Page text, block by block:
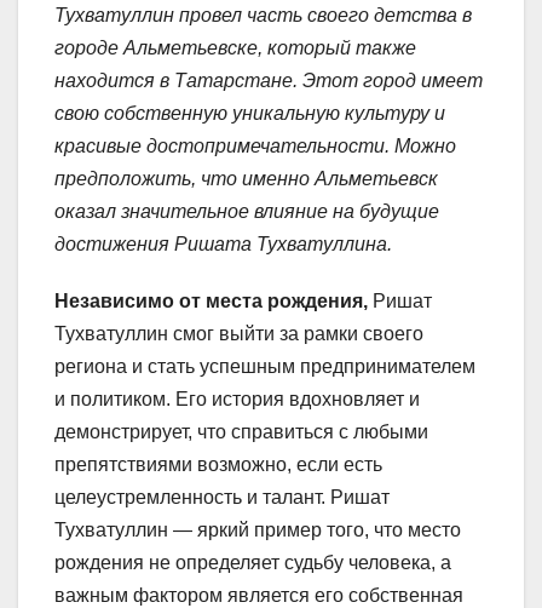
Тухватуллин провел часть своего детства в
городе Альметьевске, который также
находится в Татарстане. Этот город имеет
свою собственную уникальную культуру и
красивые достопримечательности. Можно
предположить, что именно Альметьевск
оказал значительное влияние на будущие
достижения Ришата Тухватуллина.
Независимо от места рождения, Ришат
Тухватуллин смог выйти за рамки своего
региона и стать успешным предпринимателем
и политиком. Его история вдохновляет и
демонстрирует, что справиться с любыми
препятствиями возможно, если есть
целеустремленность и талант. Ришат
Тухватуллин — яркий пример того, что место
рождения не определяет судьбу человека, а
важным фактором является его собственная